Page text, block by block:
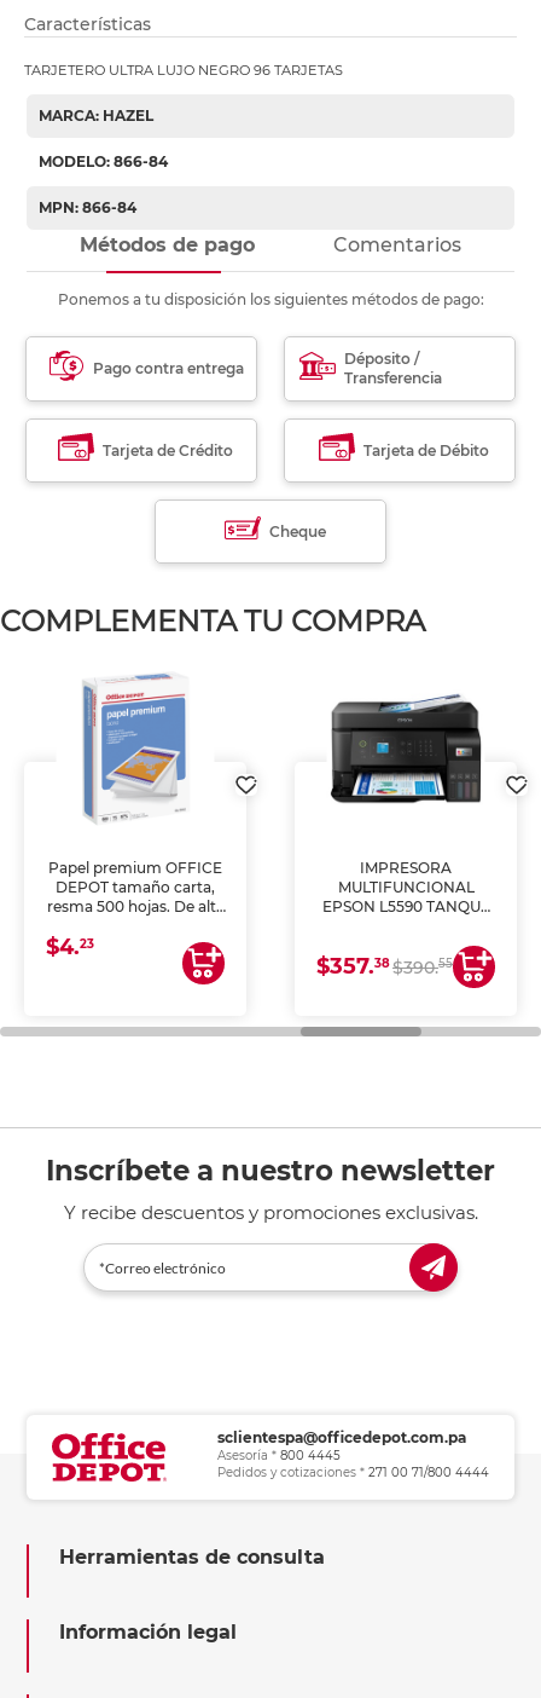
Características
TARJETERO ULTRA LUJO NEGRO 96 TARJETAS
MARCA: HAZEL
MODELO: 866-84
MPN: 866-84
Métodos de pago Comentarios
Ponemos a tu disposición los siguientes métodos de pago:
Pago contra entrega
Déposito /
Transferencia
Tarjeta de Crédito Tarjeta de Débito
Cheque
COMPLEMENTA TU COMPRA
Papel premium OFFICE
DEPOT tamaño carta,
resma 500 hojas. De alta
uniforme, ideal para
impresoras de inyección
de tinta y láser,
general de oficina.
$4.23
IMPRESORA
MULTIFUNCIONAL
EPSON L5590 TANQUE
COPIA Y ESCANEA)
$357.38$390.55
Inscríbete a nuestro newsletter
Y recibe descuentos y promociones exclusivas.
sclientespa@officedepot.com.pa
Asesoría * 800 4445
Pedidos y cotizaciones * 271 00 71/800 4444
Herramientas de consulta
Información legal